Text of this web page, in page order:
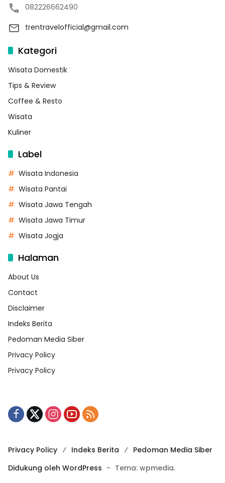
082226662490
trentravelofficial@gmail.com
Kategori
Wisata Domestik
Tips & Review
Coffee & Resto
Wisata
Kuliner
Label
Wisata Indonesia
Wisata Pantai
Wisata Jawa Tengah
Wisata Jawa Timur
Wisata Jogja
Halaman
About Us
Contact
Disclaimer
Indeks Berita
Pedoman Media Siber
Privacy Policy
Privacy Policy
Privacy Policy Indeks Berita
Pedoman Media Siber
Didukung oleh WordPress - Tema: wpmedia.